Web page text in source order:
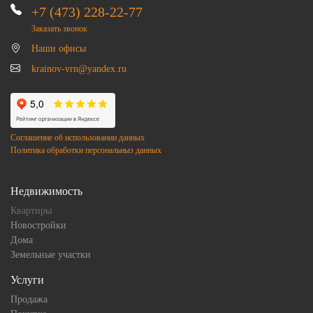
+7 (473) 228-22-77
Заказать звонок
Наши офисы
krainov-vrn@yandex.ru
Соглашение об использовании данных
Политика обработки персональныз данных
Недвижимость
Квартиры
Новостройки
Дома
Земельные участки
Услуги
Продажа